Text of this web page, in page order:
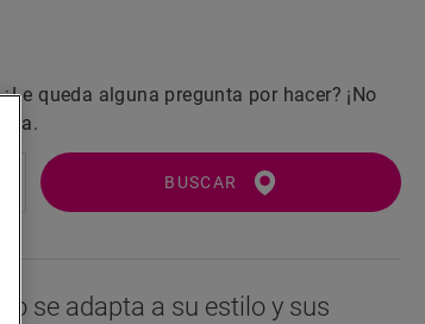
queda alguna pregunta por hacer? ¡No
BUSCAR
se adapta a su estilo y sus